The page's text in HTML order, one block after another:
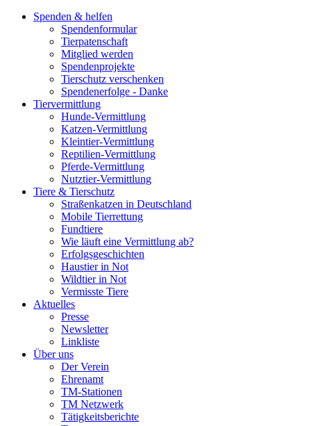
Spenden & helfen
Spendenformular
Tierpatenschaft
Mitglied werden
Spendenprojekte
Tierschutz verschenken
Spendenerfolge - Danke
Tiervermittlung
Hunde-Vermittlung
Katzen-Vermittlung
Kleintier-Vermittlung
Reptilien-Vermittlung
Pferde-Vermittlung
Nutztier-Vermittlung
Tiere & Tierschutz
Straßenkatzen in Deutschland
Mobile Tierrettung
Fundtiere
Wie läuft eine Vermittlung ab?
Erfolgsgeschichten
Haustier in Not
Wildtier in Not
Vermisste Tiere
Aktuelles
Presse
Newsletter
Linkliste
Über uns
Der Verein
Ehrenamt
TM-Stationen
TM Netzwerk
Tätigkeitsberichte